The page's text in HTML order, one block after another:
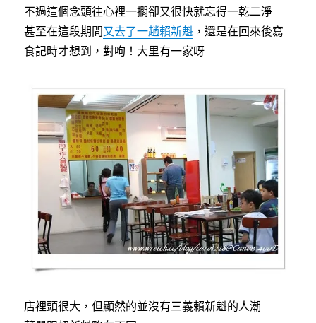
不過這個念頭往心裡一擱卻又很快就忘得一乾二淨
甚至在這段期間又去了一趟賴新魁 ，還是在回來後寫
食記時才想到，對呴！大里有一家呀
店裡頭很大，但顯然的並沒有三義賴新魁的人潮